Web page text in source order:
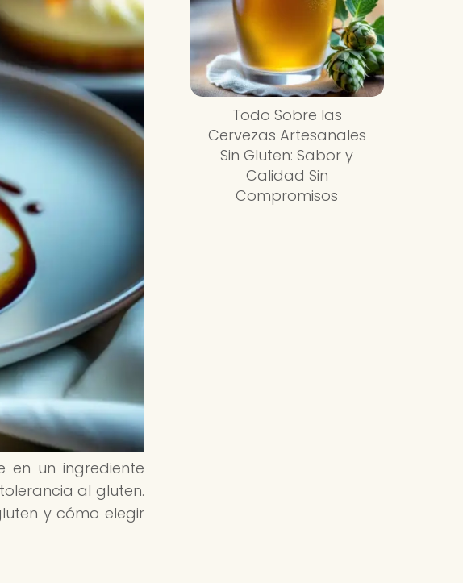
en un ingrediente
al gluten.
y cómo elegir
Todo Sobre las
Cervezas Artesanales
Sin Gluten: Sabor y
Calidad Sin
Compromisos